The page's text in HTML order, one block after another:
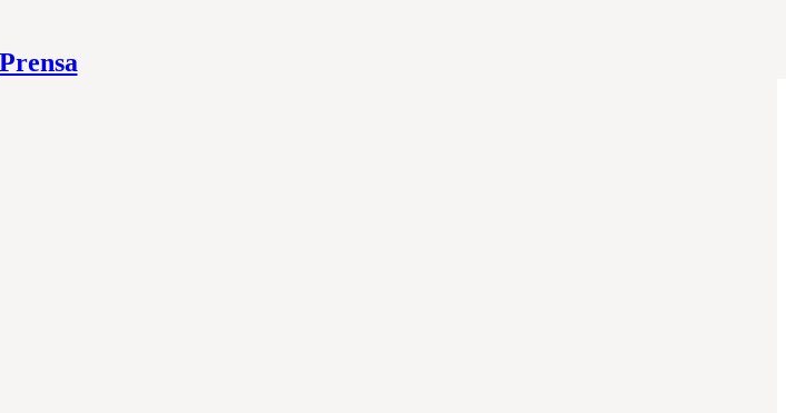
Prensa